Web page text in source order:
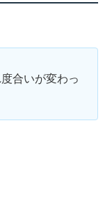
合いが変わっ